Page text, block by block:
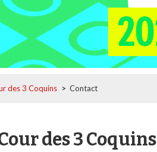
des 3 Coquins > Contact
des 3 Coquins